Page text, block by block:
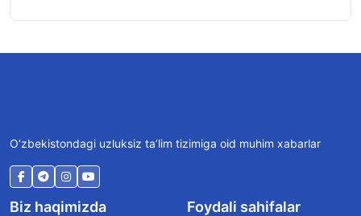
O‘zbekistondagi uzluksiz ta’lim tizimiga oid muhim xabarlar
Biz haqimizda Foydali sahifalar